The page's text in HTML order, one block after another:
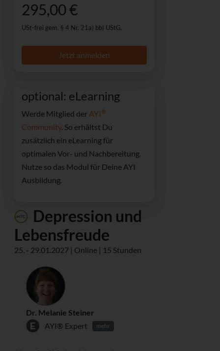
295,00 €
USt-frei gem. § 4 Nr. 21a) bb) UStG.
Jetzt anmelden
optional: eLearning
Werde Mitglied der AYI ®
Community. So erhältst Du
zusätzlich ein eLearning für
optimalen Vor- und Nachbereitung.
Nutze so das Modul für Deine AYI
Ausbildung.
Depression und
Lebensfreude
25. - 29.01.2027 | Online | 15 Stunden
Dr. Melanie Steiner
AYI® Expert
mehr